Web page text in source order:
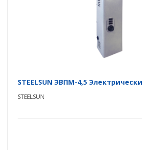
STEELSUN ЭВПМ-4,5
STEELSUN